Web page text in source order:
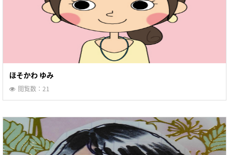
ほそかわ ゆみ
閲覧数：21